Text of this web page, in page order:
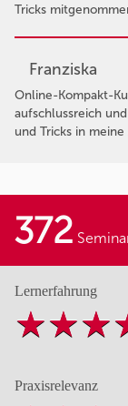
Tricks
Franziska
Online-Kompakt-
aufschlussreich
und Tricks in
372
Lernerfahrung
Praxisrelevanz